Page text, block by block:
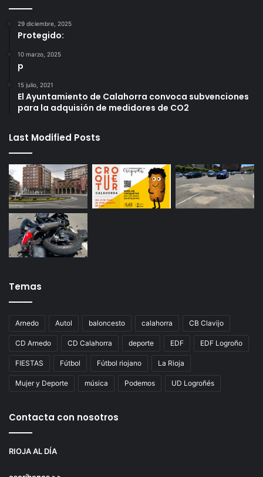
29 diciembre, 2025
Protegido:
10 marzo, 2025
p
15 julio, 2021
El Ayuntamiento de Calahorra convoca subvenciones
para la adquisión de medidores de CO2
Last Modified Posts
Temas
Arnedo Autol baloncesto calahorra CB Clavijo
CD Arnedo CD Calahorra deporte EDF EDF Logroño
FIESTAS Fútbol Fútbol riojano La Rioja
Mujer y Deporte música Podemos UD Logroñés
Contacta con nosotros
RIOJA AL DÍA